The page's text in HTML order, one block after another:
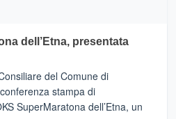
dell’Etna, presentata
del Comune di
stampa di
SuperMaratona dell’Etna, un